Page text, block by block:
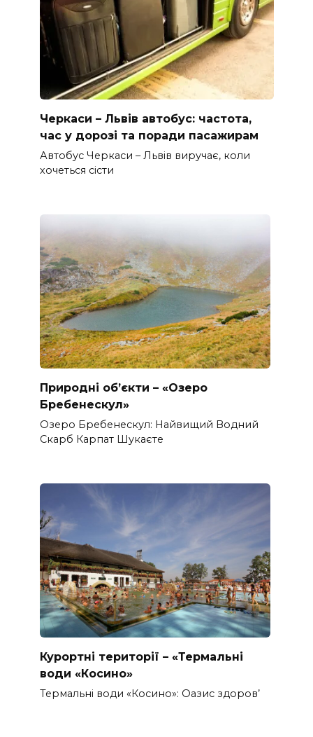
Черкаси – Львів автобус: частота,
час у дорозі та поради пасажирам
Автобус Черкаси – Львів виручає, коли
хочеться сісти
Природні об’єкти – «Озеро
Бребенескул»
Озеро Бребенескул: Найвищий Водний
Скарб Карпат Шукаєте
Курортні території – «Термальні
води «Косино»
Термальні води «Косино»: Оазис здоров’